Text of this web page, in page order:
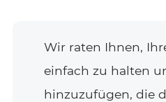
Wir raten Ihnen,
einfach zu halten
hinzuzufügen, die